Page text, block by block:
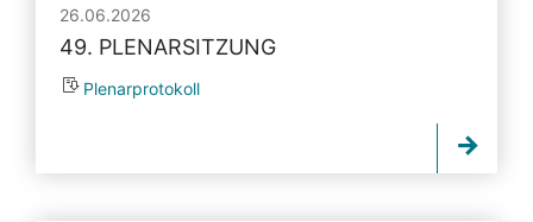
26.06.2026
49. PLENARSITZUNG
Plenarprotokoll